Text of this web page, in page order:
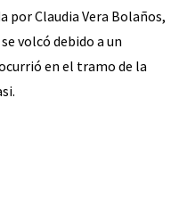
por Claudia Vera Bolaños,
volcó debido a un
en el tramo de la